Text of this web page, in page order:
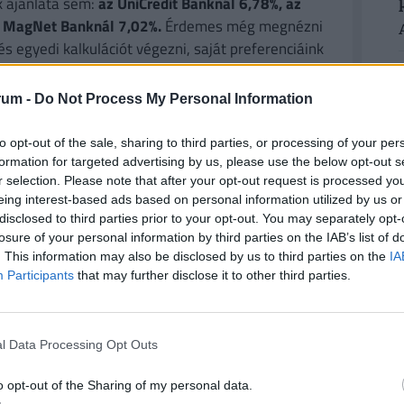
- Do Not Process My Personal Information
opt-out of the sale, sharing to third parties, or processing of your
for targeted advertising by us, please use the below opt-out
selection. Please note that after your opt-out request is processed
interest-based ads based on personal information utilized by us
to third parties prior to your opt-out. You may separately
of your personal information by third parties on the IAB’s list of
This information may also be disclosed by us to third parties on the
Participants that may further disclose it to other third parties.
Data Processing Opt Outs
opt-out of the Sharing of my personal data.
Banknál 7,02%.Érdemes még megnézni
egyedi kalkulációt végezni, saját preferenciáink
Ehhez keresd fel aPénzcentrum kalkulátorát.
az online pénztárgép cseréjéhez nyújtott
gépet december 31-ig üzembe helyezzék.
a minisztérium megteszi a kellő
gyártásának elhúzódása miatt a